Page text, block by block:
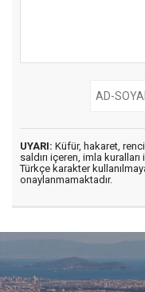
UYARI: Küfür, hakaret,
saldırı içeren, imla kuralları
Türkçe karakter
onaylanmamaktadır.